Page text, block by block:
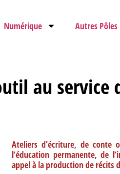
Numérique Autres Pôles
au service
Ateliers d’écriture, de conte
l’éducation permanente, de
appel à la production de récits